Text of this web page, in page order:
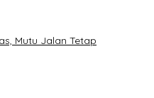
Mutu Jalan Tetap